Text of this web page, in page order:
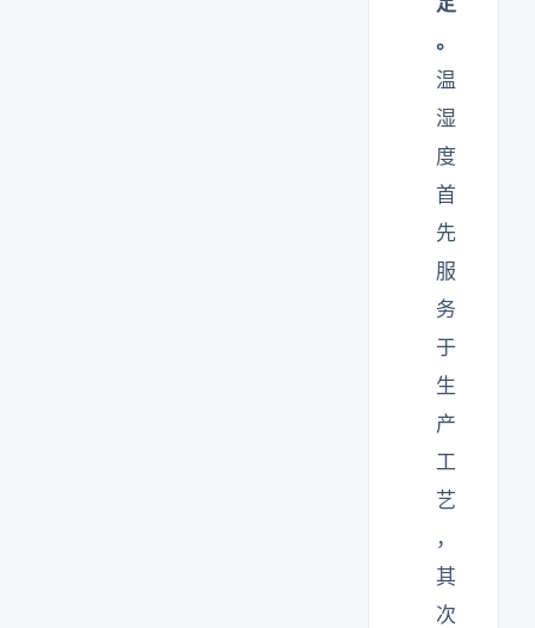
。
温
湿
度
首
先
服
务
于
生
产
工
艺
，
其
次